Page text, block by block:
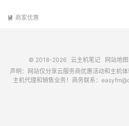
 商家优惠
© 2018-2026 云主机笔记 网站地图
声明：网站仅分享云服务商优惠活动和主机
主机代理和销售业务！商务联系：